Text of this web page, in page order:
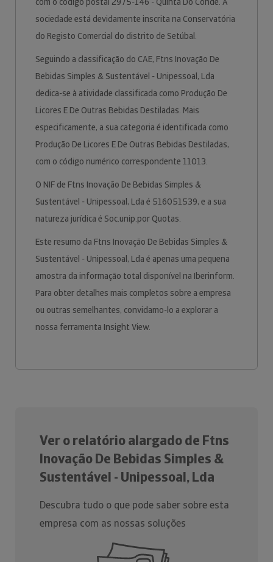
sociedade está devidamente inscrita na Conservatória
do Registo Comercial do distrito de Setúbal.
Seguindo a classificação do CAE, Ftns Inovação De
Bebidas Simples & Sustentável - Unipessoal, Lda
dedica-se à atividade classificada como Produção De
Licores E De Outras Bebidas Destiladas. Mais
especificamente, a sua categoria é identificada como
Produção De Licores E De Outras Bebidas Destiladas,
com o código numérico correspondente 11013.
O NIF de Ftns Inovação De Bebidas Simples &
Sustentável - Unipessoal, Lda é 516051539, e a sua
natureza jurídica é Soc.unip.por Quotas.
Este resumo da Ftns Inovação De Bebidas Simples &
Sustentável - Unipessoal, Lda é apenas uma pequena
amostra da informação total disponível na Iberinform.
Para obter detalhes mais completos sobre a empresa
ou outras semelhantes, convidamo-lo a explorar a
nossa ferramenta Insight View.
Ver o relatório alargado de Ftns
Inovação De Bebidas Simples &
Sustentável - Unipessoal, Lda
Descubra tudo o que pode saber sobre esta
empresa com as nossas soluções